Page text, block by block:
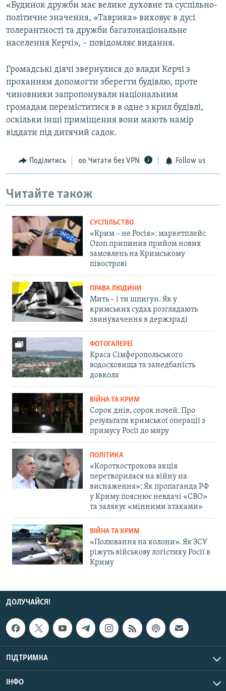
«Будинок дружби має велике духовне та суспільно-
політичне значення, «Таврика» виховує в дусі
толерантності та дружби багатонаціональне
населення Керчі», – повідомляє видання.
Громадські діячі звернулися до влади Керчі з
проханням допомогти зберегти будівлю, проте
чиновники запропонували національним
громадам переміститися в в одне з крил будівлі,
оскільки інші приміщення вони мають намір
віддати під дитячий садок.
Поділитись Читати без VPN Follow us
Читайте також
СУСПІЛЬСТВО
«Крим – не Росія»: маркетплейс
Ozon припинив прийом нових
замовлень на Кримському
півострові
ПРАВА ЛЮДИНИ
Мить – і ти шпигун. Як у
кримських судах розглядають
звинувачення в держзраді
ФОТОГАЛЕРЕЇ
Краса Сімферопольського
водосховища та занедбаність
довкола
ВІЙНА ТА КРИМ
Сорок днів, сорок ночей. Про
результати кримської операції з
примусу Росії до миру
ПОЛІТИКА
«Короткострокова акція
перетворилася на війну на
виснаження»: Як пропаганда РФ
у Криму пояснює невдачі «СВО»
та залякує «мінними атаками»
ВІЙНА ТА КРИМ
«Полювання на колони». Як ЗСУ
ріжуть військову логістику Росії в
Криму
ДОЛУЧАЙСЯ!
ПІДТРИМКА
ІНФО